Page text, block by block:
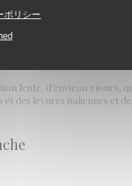
ポリシー
lente, d’environ 5 jours,
des levures italiennes et